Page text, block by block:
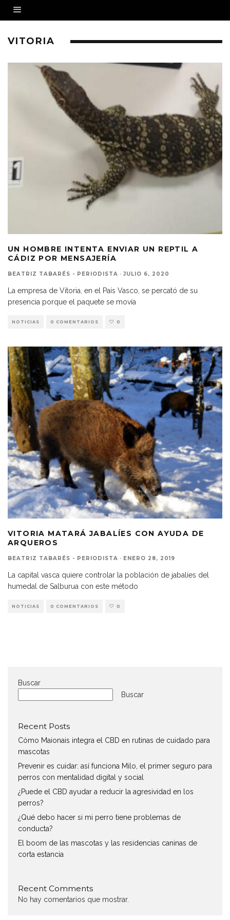
VITORIA
UN HOMBRE INTENTA ENVIAR UN REPTIL A
CÁDIZ POR MENSAJERÍA
BEATRIZ TABARÉS - PERIODISTA · JULIO 6, 2020
La empresa de Vitoria, en el País Vasco, se percató de su
presencia porque el paquete se movía
NOTICIAS 0 COMENTARIOS 0
VITORIA MATARÁ JABALÍES CON AYUDA DE
ARQUEROS
BEATRIZ TABARÉS - PERIODISTA · ENERO 28, 2019
La capital vasca quiere controlar la población de jabalíes del
humedal de Salburua con este método
NOTICIAS 0 COMENTARIOS 0
Buscar
Buscar
Recent Posts
Cómo Maionais integra el CBD en rutinas de cuidado para
mascotas
Prevenir es cuidar: así funciona Milo, el primer seguro para
perros con mentalidad digital y social
¿Puede el CBD ayudar a reducir la agresividad en los
perros?
¿Qué debo hacer si mi perro tiene problemas de
conducta?
El boom de las mascotas y las residencias caninas de
corta estancia
Recent Comments
No hay comentarios que mostrar.